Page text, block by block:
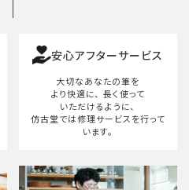
安心アフターサービス
大切なあなたの筆を
より快適に、 長く使って
いただけるように、
仿古堂では修理サービスを行って
います。